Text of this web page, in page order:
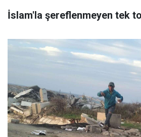
İslam'la şereflenmeyen tek